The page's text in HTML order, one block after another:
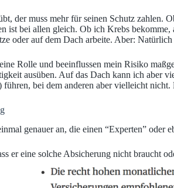
der muss mehr für seinen Schutz
ist bei allen gleich. Ob ich Krebs
oder auf dem Dach arbeite. Aber:
Rolle und beeinflussen mein Risiko
ausüben. Auf das Dach kann ich
bei dem anderen aber vielleicht
genauer an, die einen “Experten”
er eine solche Absicherung nicht braucht